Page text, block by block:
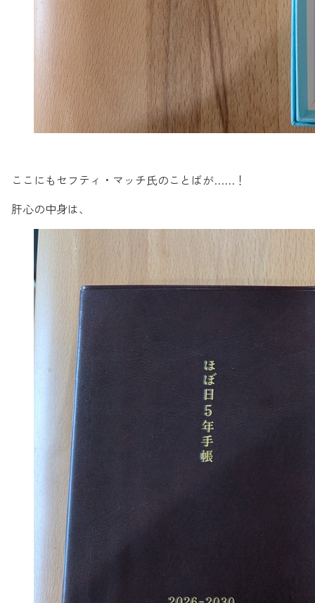
ここにもセフティ・マッチ氏のことばが……！
肝心の中身は、